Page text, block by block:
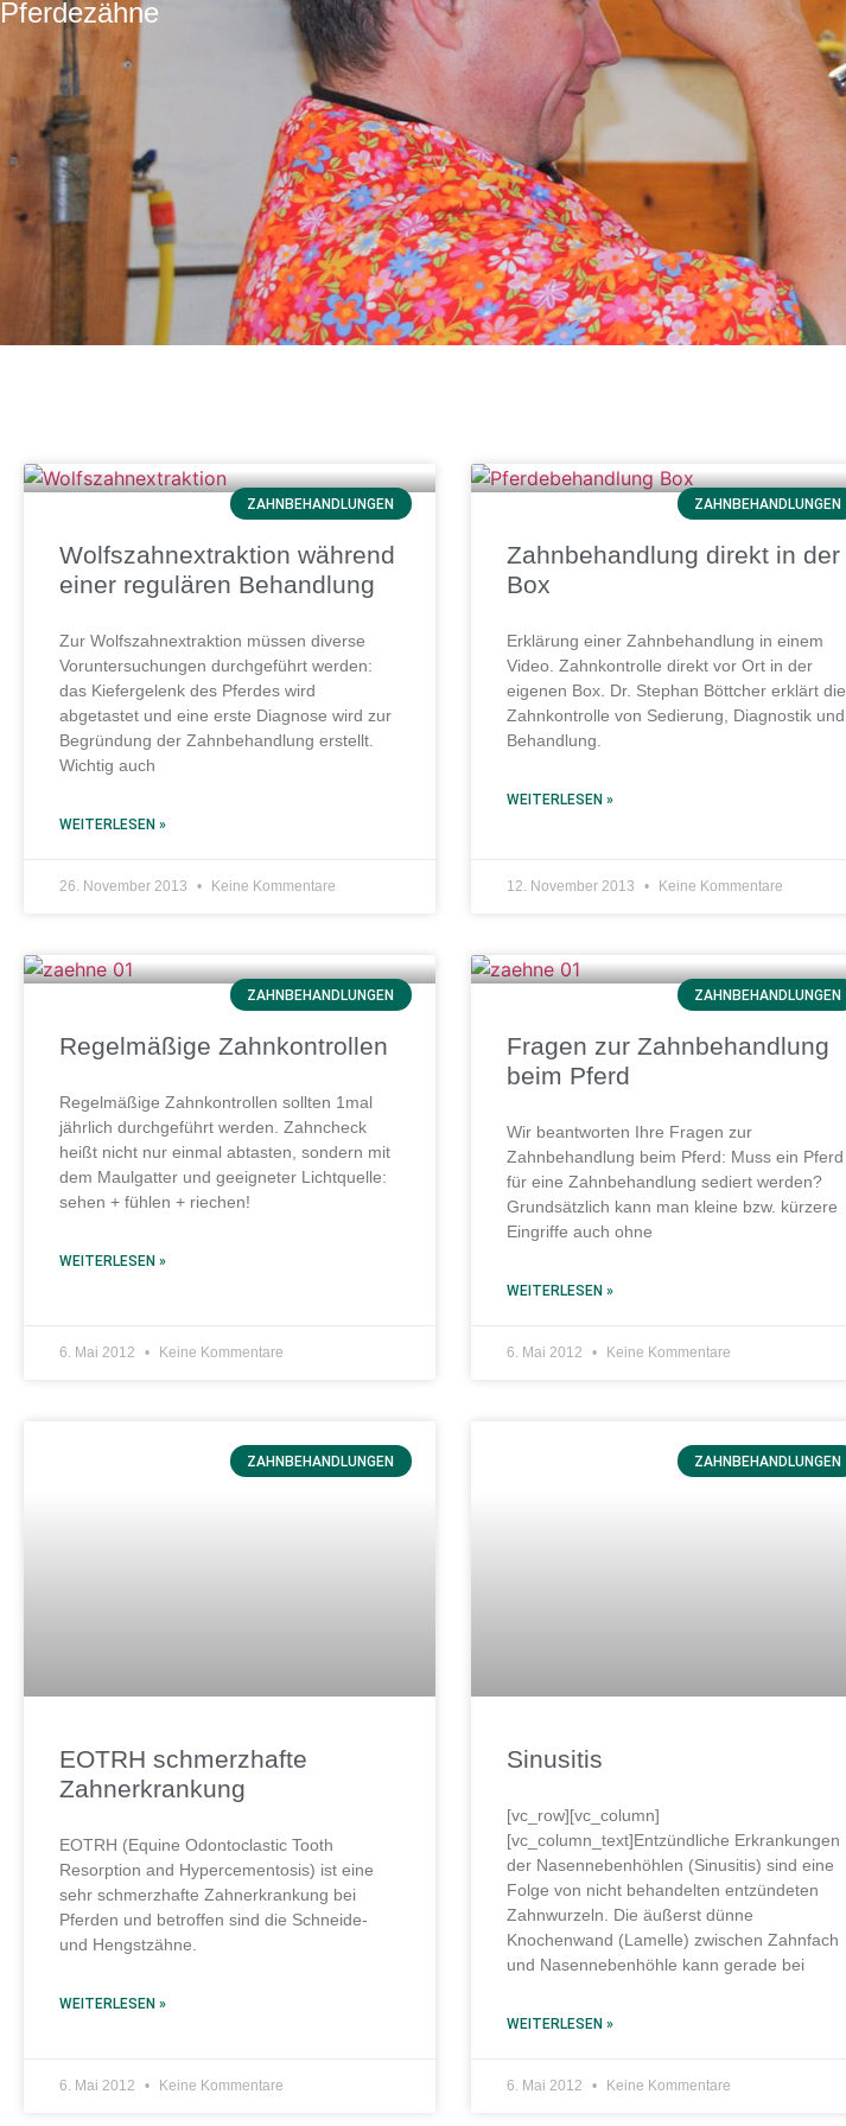
Pferdezähne
ZAHNBEHANDLUNGEN
Wolfszahnextraktion während
einer regulären Behandlung
Zur Wolfszahnextraktion müssen diverse
Voruntersuchungen durchgeführt werden:
das Kiefergelenk des Pferdes wird
abgetastet und eine erste Diagnose wird zur
Begründung der Zahnbehandlung erstellt.
Wichtig auch
WEITERLESEN »
26. November 2013 Keine Kommentare
ZAHNBEHANDLUNGEN
Zahnbehandlung direkt in der
Box
Erklärung einer Zahnbehandlung in einem
Video. Zahnkontrolle direkt vor Ort in der
eigenen Box. Dr. Stephan Böttcher erklärt die
Zahnkontrolle von Sedierung, Diagnostik und
Behandlung.
WEITERLESEN »
12. November 2013 Keine Kommentare
ZAHNBEHANDLUNGEN
Regelmäßige Zahnkontrollen
Regelmäßige Zahnkontrollen sollten 1mal
jährlich durchgeführt werden. Zahncheck
heißt nicht nur einmal abtasten, sondern mit
dem Maulgatter und geeigneter Lichtquelle:
sehen + fühlen + riechen!
WEITERLESEN »
6. Mai 2012 Keine Kommentare
ZAHNBEHANDLUNGEN
Fragen zur Zahnbehandlung
beim Pferd
Wir beantworten Ihre Fragen zur
Zahnbehandlung beim Pferd: Muss ein Pferd
für eine Zahnbehandlung sediert werden?
Grundsätzlich kann man kleine bzw. kürzere
Eingriffe auch ohne
WEITERLESEN »
6. Mai 2012 Keine Kommentare
ZAHNBEHANDLUNGEN
EOTRH schmerzhafte
Zahnerkrankung
EOTRH (Equine Odontoclastic Tooth
Resorption and Hypercementosis) ist eine
sehr schmerzhafte Zahnerkrankung bei
Pferden und betroffen sind die Schneide-
und Hengstzähne.
WEITERLESEN »
6. Mai 2012 Keine Kommentare
ZAHNBEHANDLUNGEN
Sinusitis
[vc_row][vc_column]
[vc_column_text]Entzündliche Erkrankungen
der Nasennebenhöhlen (Sinusitis) sind eine
Folge von nicht behandelten entzündeten
Zahnwurzeln. Die äußerst dünne
Knochenwand (Lamelle) zwischen Zahnfach
und Nasennebenhöhle kann gerade bei
WEITERLESEN »
6. Mai 2012 Keine Kommentare